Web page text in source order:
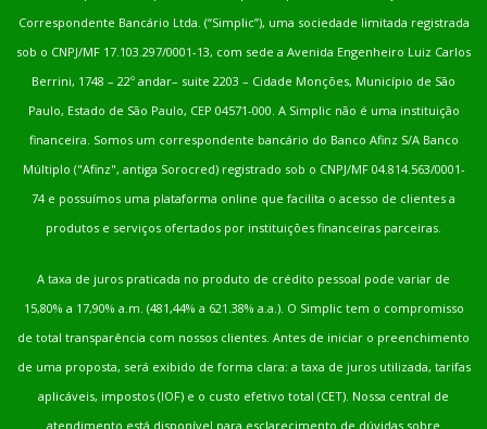
Correspondente Bancário Ltda. (“Simplic”), uma sociedade limitada registrada
sob o CNPJ/MF 17.103.297/0001-13, com sede a Avenida Engenheiro Luiz Carlos
Berrini, 1748 – 22º andar– suite 2203 – Cidade Monções, Município de São
Paulo, Estado de São Paulo, CEP 04571-000. A Simplic não é uma instituição
financeira. Somos um correspondente bancário do Banco Afinz S/A Banco
Múltiplo ("Afinz", antiga Sorocred) registrado sob o CNPJ/MF 04.814.563/0001-
74 e possuímos uma plataforma online que facilita o acesso de clientes a
produtos e serviços ofertados por instituições financeiras parceiras.
A taxa de juros praticada no produto de crédito pessoal pode variar de
15,80% a 17,90% a.m. (481,44% a 621.38% a.a.). O Simplic tem o compromisso
de total transparência com nossos clientes. Antes de iniciar o preenchimento
de uma proposta, será exibido de forma clara: a taxa de juros utilizada, tarifas
aplicáveis, impostos (IOF) e o custo efetivo total (CET). Nossa central de
atendimento está disponível para esclarecimento de dúvidas sobre